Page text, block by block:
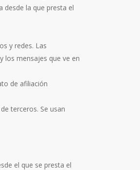
desde la que presta el
y redes. Las
los mensajes que ve en
de afiliación
terceros. Se usan
el que se presta el